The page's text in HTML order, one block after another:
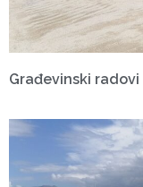
Građevinski radovi